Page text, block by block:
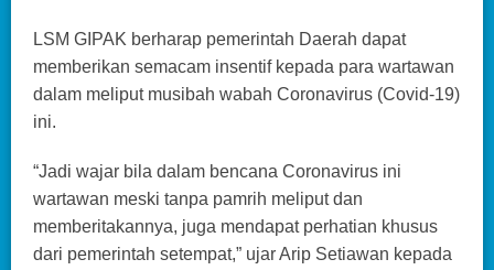
LSM GIPAK berharap pemerintah Daerah dapat
memberikan semacam insentif kepada para wartawan
dalam meliput musibah wabah Coronavirus (Covid-19)
ini.
“Jadi wajar bila dalam bencana Coronavirus ini
wartawan meski tanpa pamrih meliput dan
memberitakannya, juga mendapat perhatian khusus
dari pemerintah setempat,” ujar Arip Setiawan kepada